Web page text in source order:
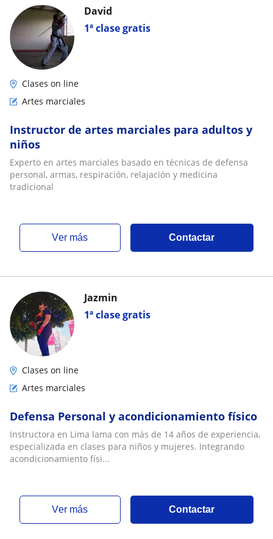
1ª clase gratis
David
Clases on line
Artes marciales
Instructor de artes marciales para adultos y
niños
Experto en artes marciales basado en técnicas de defensa
personal, armas, respiración, relajación y medicina
tradicional
ver más Contactar
1ª clase gratis
Jazmin
Clases on line
Artes marciales
Defensa Personal y acondicionamiento físico
Instructora en Lima lama con más de 14 años de experiencia,
especializada en clases para niños y mujeres. Integrando
acondicionamiento físi...
ver más Contactar